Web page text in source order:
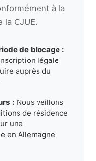
à la
la CJUE.
de blocage :
légale
auprès du
: Nous veillons
de résidence
une
en Allemagne